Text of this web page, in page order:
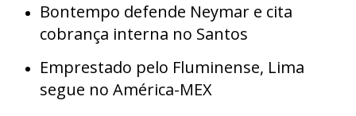
Bontempo defende Neymar e cita
cobrança interna no Santos
Emprestado pelo Fluminense, Lima
segue no América-MEX